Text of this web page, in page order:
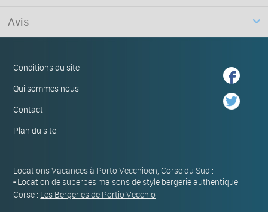
Avis
Conditions du site
Qui sommes nous
Contact
Plan du site
Locations Vacances à Porto Vecchioen, Corse du Sud :
-Location de superbes maisons de style bergerie authentique
Corse : Les Bergeries de Portio Vecchio